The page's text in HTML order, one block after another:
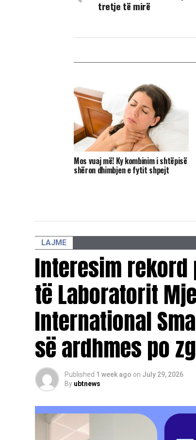
tretje të mirë
Mos vuaj më! Ky kombinim i shtëpisë
shëron dhimbjen e fytit shpejt
LAJME
Interesim
të Laboratorit
International
së ardhmes po
Published 1 week ago on July 29, 2026
By ubtnews